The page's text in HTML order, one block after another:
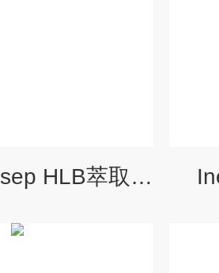
岛津GLInertsep HLB萃取小柱